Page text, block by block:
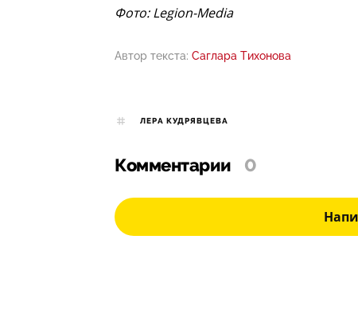
Фото: Legion-Media
Автор текста: Саглара Тихонова
ЛЕРА КУДРЯВЦЕВА
Комментарии 0